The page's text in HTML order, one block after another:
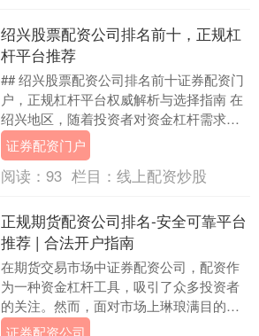
绍兴股票配资公司排名前十，正规杠
杆平台推荐
## 绍兴股票配资公司排名前十证券配资门
户，正规杠杆平台权威解析与选择指南 在
绍兴地区，随着投资者对资金杠杆需求的
增加，选择一家正规、可靠的股票配资公
司变得至关....
证券配资门户
阅读： 93 栏目： 线上配资炒股
正规期货配资公司排名-安全可靠平台
推荐 | 合法开户指南
在期货交易市场中证券配资公司，配资作
为一种资金杠杆工具，吸引了众多投资者
的关注。然而，面对市场上琳琅满目的配
资公司，如何选择安全可靠的正规平台，
证券配资公司